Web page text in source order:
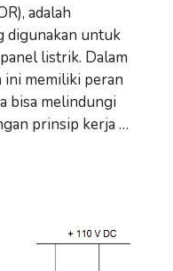
adalah
digunakan untuk
listrik. Dalam
memiliki peran
bisa melindungi
prinsip kerja …